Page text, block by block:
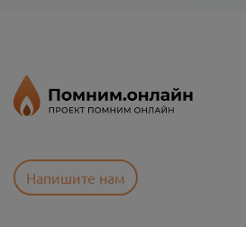
Напишите нам